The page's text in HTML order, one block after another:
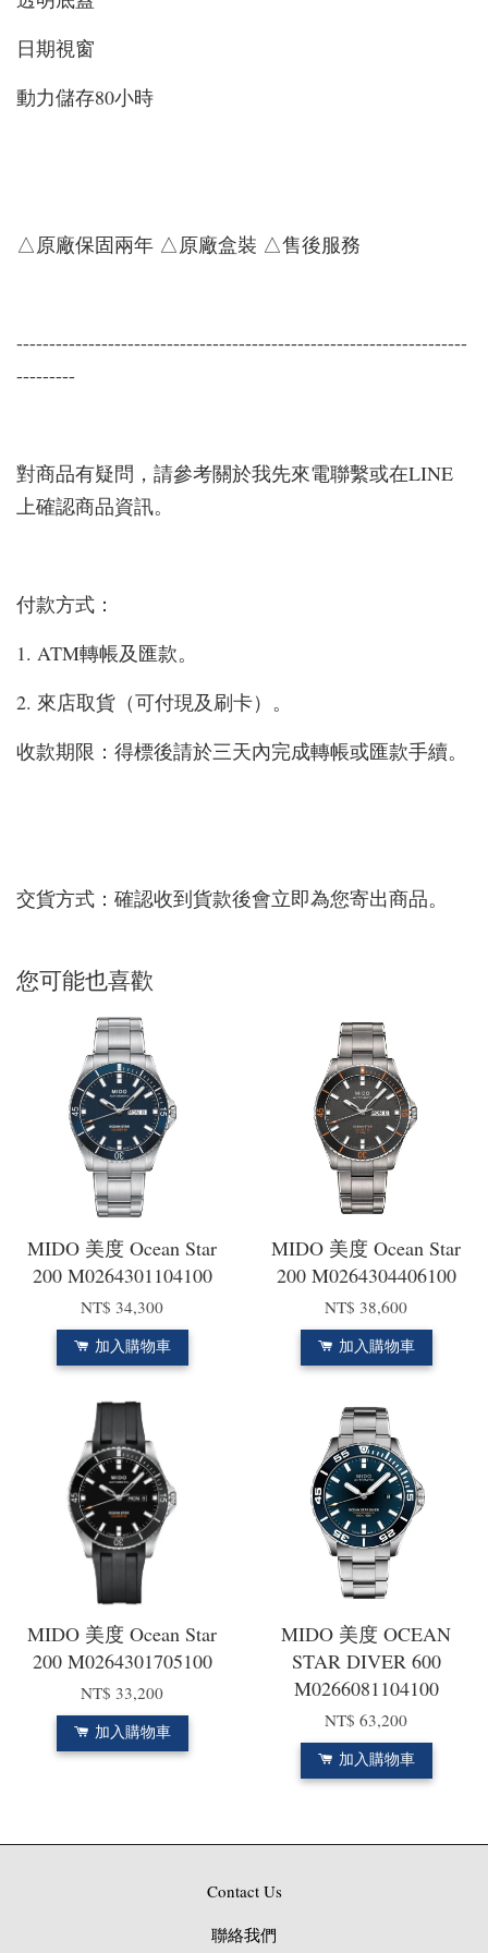
日期視窗
動力儲存80小時
△原廠保固兩年 △原廠盒裝 △售後服務
---------------------------------------------------------------------
---------
對商品有疑問，請參考關於我先來電聯繫或在LINE
上確認商品資訊。
付款方式：
1. ATM轉帳及匯款。
2. 來店取貨（可付現及刷卡）。
收款期限：得標後請於三天內完成轉帳或匯款手續。
交貨方式：確認收到貨款後會立即為您寄出商品。
您可能也喜歡
MIDO 美度 Ocean Star
200 M0264301104100
NT$ 34,300
加入購物車
MIDO 美度 Ocean Star
200 M0264304406100
NT$ 38,600
加入購物車
MIDO 美度 Ocean Star
200 M0264301705100
NT$ 33,200
加入購物車
MIDO 美度 OCEAN
STAR DIVER 600
M0266081104100
NT$ 63,200
加入購物車
Contact Us
聯絡我們